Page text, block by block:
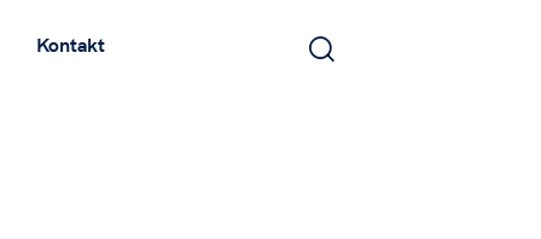
Kontakt